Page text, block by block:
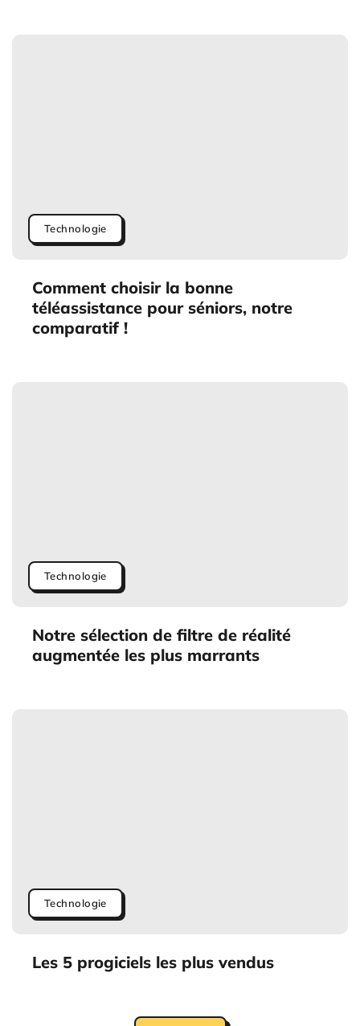
Technologie
Comment choisir la bonne
téléassistance pour séniors, notre
comparatif !
Technologie
Notre sélection de filtre de réalité
augmentée les plus marrants
Technologie
Les 5 progiciels les plus vendus